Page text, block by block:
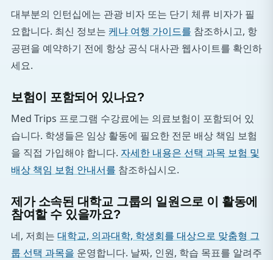
대부분의 인턴십에는 관광 비자 또는 단기 체류 비자가 필
요합니다. 최신 정보는 케냐 여행 가이드를 참조하시고, 항
공편을 예약하기 전에 항상 공식 대사관 웹사이트를 확인하
세요.
보험이 포함되어 있나요?
Med Trips 프로그램 수강료에는 의료보험이 포함되어 있
습니다. 학생들은 임상 활동에 필요한 전문 배상 책임 보험
을 직접 가입해야 합니다. 자세한 내용은 선택 과목 보험 및
배상 책임 보험 안내서를 참조하십시오.
제가 소속된 대학교 그룹의 일원으로 이 활동에
참여할 수 있을까요?
네, 저희는 대학교, 의과대학, 학생회를 대상으로 맞춤형 그
룹 선택 과목을 운영합니다. 날짜, 인원, 학습 목표를 알려주